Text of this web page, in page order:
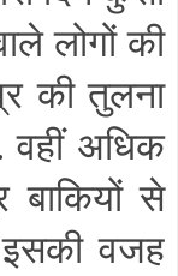
लोगों की
की तुलना
वहीं अधिक
बाकियों से
वजह